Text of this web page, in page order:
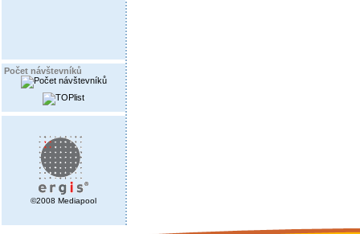
Počet návštevníků
©2008 Mediapool